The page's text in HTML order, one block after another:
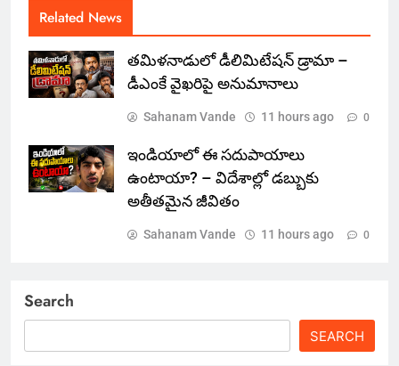
Related News
తమిళనాడులో డీలిమిటేషన్ డ్రామా –
డీఎంకే వైఖరిపై అనుమానాలు
Sahanam Vande 11 hours ago 0
ఇండియాలో‌ ఈ సదుపాయాలు
ఉంటాయా? – విదేశాల్లో డబ్బుకు
అతీతమైన జీవితం
Sahanam Vande 11 hours ago 0
Search
SEARCH